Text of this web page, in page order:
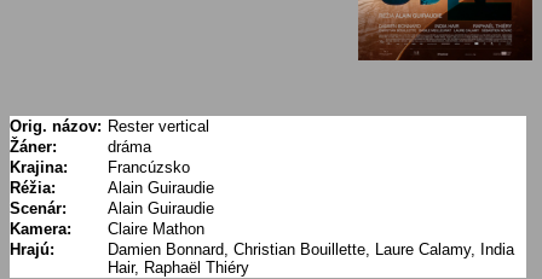
Orig. názov: Rester vertical
Žáner:
dráma
Krajina:
Francúzsko
Réžia:
Alain Guiraudie
Scenár:
Alain Guiraudie
Kamera:
Claire Mathon
Hrajú:
Damien Bonnard, Christian Bouillette, Laure Calamy, India
Hair, Raphaël Thiéry